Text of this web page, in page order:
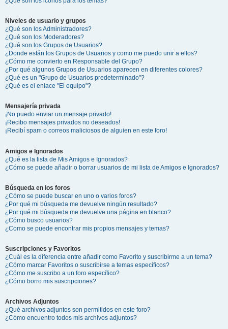
Niveles de usuario y grupos
¿Qué son los Administradores?
¿Qué son los Moderadores?
¿Qué son los Grupos de Usuarios?
¿Donde están los Grupos de Usuarios y como me puedo unir a ellos?
¿Cómo me convierto en Responsable del Grupo?
¿Por qué algunos Grupos de Usuarios aparecen en diferentes colores?
¿Qué es un "Grupo de Usuarios predeterminado"?
¿Qué es el enlace "El equipo"?
Mensajería privada
¡No puedo enviar un mensaje privado!
¡Recibo mensajes privados no deseados!
¡Recibí spam o correos maliciosos de alguien en este foro!
Amigos e Ignorados
¿Qué es la lista de Mis Amigos e Ignorados?
¿Cómo se puede añadir o borrar usuarios de mi lista de Amigos e Ignorados?
Búsqueda en los foros
¿Cómo se puede buscar en uno o varios foros?
¿Por qué mi búsqueda me devuelve ningún resultado?
¿Por qué mi búsqueda me devuelve una página en blanco?
¿Cómo busco usuarios?
¿Como se puede encontrar mis propios mensajes y temas?
Suscripciones y Favoritos
¿Cuál es la diferencia entre añadir como Favorito y suscribirme a un tema?
¿Cómo marcar Favoritos o suscribirse a temas específicos?
¿Cómo me suscribo a un foro específico?
¿Cómo borro mis suscripciones?
Archivos Adjuntos
¿Qué archivos adjuntos son permitidos en este foro?
¿Cómo encuentro todos mis archivos adjuntos?